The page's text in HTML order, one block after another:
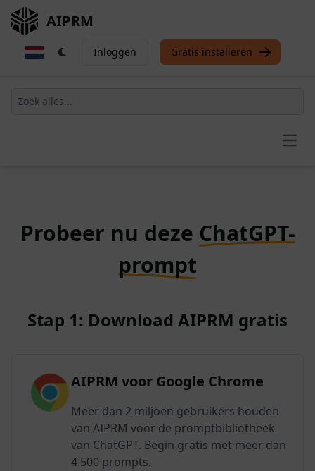
AIPRM
Inloggen Gratis installeren
Probeer nu deze ChatGPT-
prompt
Stap 1: Download AIPRM gratis
AIPRM voor Google Chrome
Meer dan 2 miljoen gebruikers houden
van AIPRM voor de promptbibliotheek
van ChatGPT. Begin gratis met meer dan
4.500 prompts.